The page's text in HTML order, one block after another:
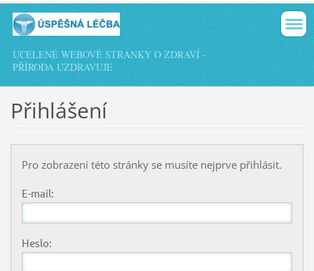
UCELENÉ WEBOVÉ STRÁNKY O ZDRAVÍ -
PŘÍRODA UZDRAVUJE
Přihlášení
Pro zobrazení této stránky se musíte nejprve přihlásit.
E-mail:
Heslo: